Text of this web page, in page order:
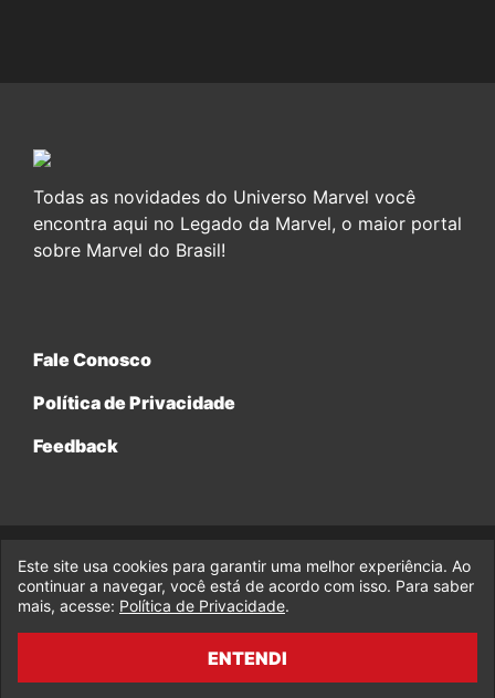
Todas as novidades do Universo Marvel você
encontra aqui no Legado da Marvel, o maior portal
sobre Marvel do Brasil!
Fale Conosco
Política de Privacidade
Feedback
© 2017-2026 Legado da Marvel, uma empresa da Legado
Enterprises.
fabiolobo
Este site usa cookies para garantir uma melhor experiência. Ao
continuar a navegar, você está de acordo com isso. Para saber
mais, acesse: Política de Privacidade.
ENTENDI